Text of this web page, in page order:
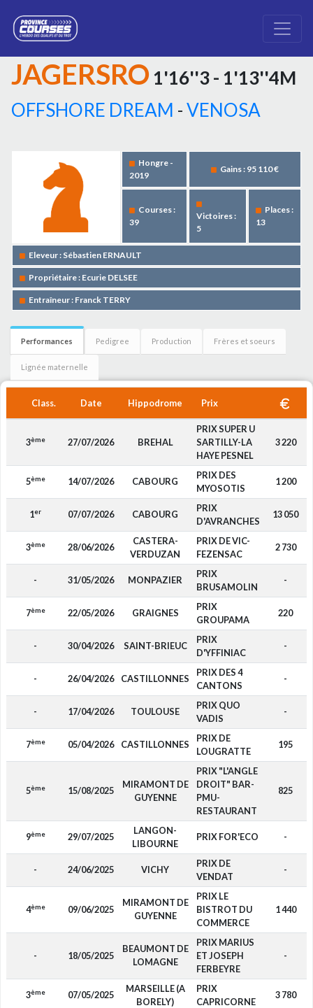
JAGERSRO 1'16''3 - 1'13''4M
OFFSHORE DREAM -VENOSA
Hongre -
2019
Gains : 95 110 €
Courses :
39
Victoires :
5
Places :
13
Eleveur : Sébastien ERNAULT
Propriétaire : Ecurie DELSEE
Entraîneur : Franck TERRY
Performances Pedigree Production Frères et soeurs
Lignée maternelle
Class. Date Hippodrome Prix
3ème 27/07/2026 BREHAL
PRIX SUPER U
SARTILLY-LA
HAYE PESNEL
3 220
5ème 14/07/2026 CABOURG
PRIX DES
MYOSOTIS
1 200
1er 07/07/2026 CABOURG
PRIX
D'AVRANCHES
13 050
3ème 28/06/2026
CASTERA-
VERDUZAN
PRIX DE VIC-
FEZENSAC
2 730
- 31/05/2026 MONPAZIER
PRIX
BRUSAMOLIN
-
7ème 22/05/2026 GRAIGNES
PRIX
GROUPAMA
220
- 30/04/2026 SAINT-BRIEUC
PRIX
D'YFFINIAC
-
- 26/04/2026 CASTILLONNES
PRIX DES 4
CANTONS
-
- 17/04/2026 TOULOUSE
PRIX QUO
VADIS
-
7ème 05/04/2026 CASTILLONNES
PRIX DE
LOUGRATTE
195
5ème 15/08/2025
MIRAMONT DE
GUYENNE
PRIX "L'ANGLE
DROIT" BAR-
PMU-
RESTAURANT
825
9ème 29/07/2025
LANGON-
LIBOURNE
PRIX FOR'ECO -
- 24/06/2025 VICHY
PRIX DE
VENDAT
-
4ème 09/06/2025
MIRAMONT DE
GUYENNE
PRIX LE
BISTROT DU
COMMERCE
1 440
- 18/05/2025
BEAUMONT DE
LOMAGNE
PRIX MARIUS
ET JOSEPH
FERBEYRE
-
3ème 07/05/2025
MARSEILLE (A
BORELY)
PRIX
CAPRICORNE
3 780